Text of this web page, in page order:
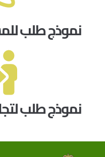
نموذج طلب
نموذج طلب